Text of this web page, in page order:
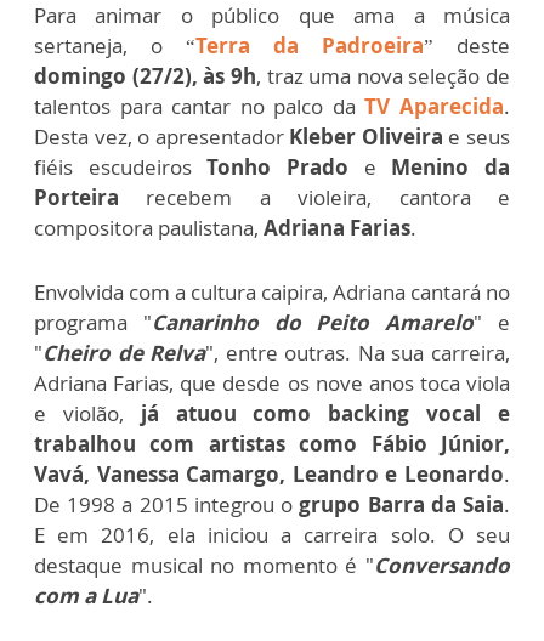
Para animar o público que ama a música
sertaneja, o “Terra da Padroeira” deste
domingo (27/2), às 9h, traz uma nova seleção de
talentos para cantar no palco daTV Aparecida.
Desta vez, o apresentador Kleber Oliveira e seus
fiéis escudeirosTonho Prado e Menino da
Porteira recebem a violeira, cantora e
compositora paulistana, Adriana Farias.
Envolvida com a cultura caipira, Adriana cantará no
programa "Canarinho do Peito Amarelo" e
"Cheiro de Relva", entre outras. Na sua carreira,
Adriana Farias, que desde os nove anos toca viola
e violão, já atuou como backing vocal e
trabalhou com artistas como Fábio Júnior,
Vavá, Vanessa Camargo, Leandro e Leonardo.
De 1998 a 2015 integrou o grupo Barra da Saia.
E em 2016, ela iniciou a carreira solo. O seu
destaque musical no momento é "Conversando
com a Lua".